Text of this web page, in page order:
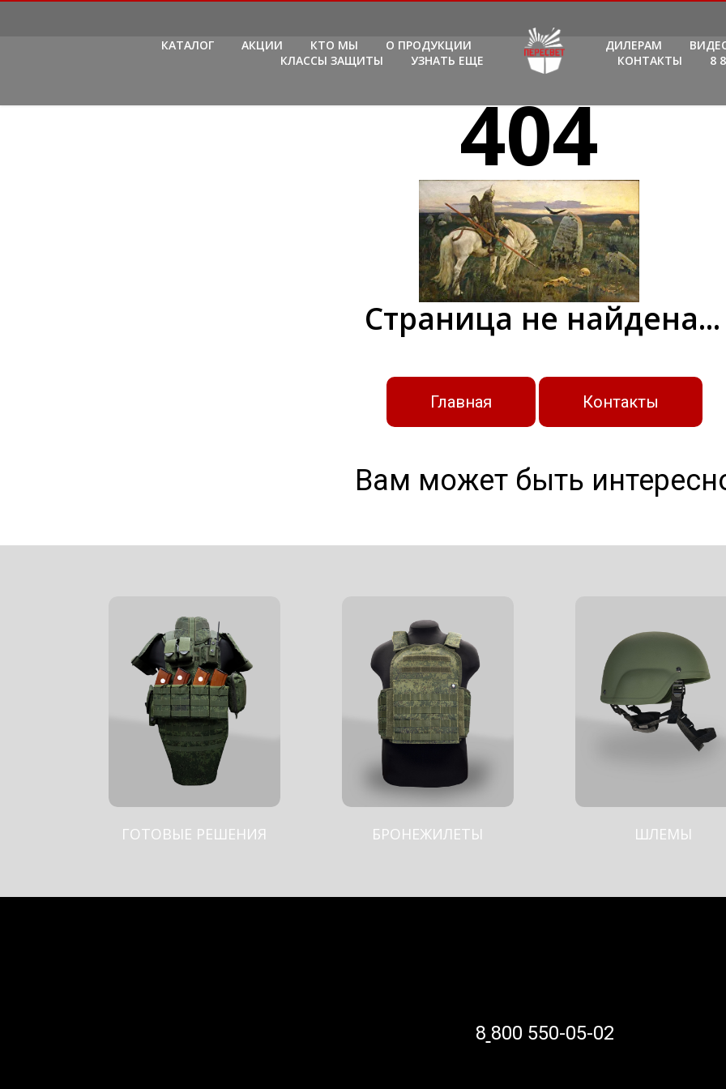
КАТАЛОГ АКЦИИ КТО МЫ
О ПРОДУКЦИИ
КЛАССЫ ЗАЩИТЫ
УЗНАТЬ ЕЩЕ
ДИЛЕРАМ
КОНТАКТЫ
8
404
Страница не найдена...
Главная Контакты
Вам может быть
ГОТОВЫЕ РЕШЕНИЯ БРОНЕЖИЛЕТЫ
8 800 550-05-02